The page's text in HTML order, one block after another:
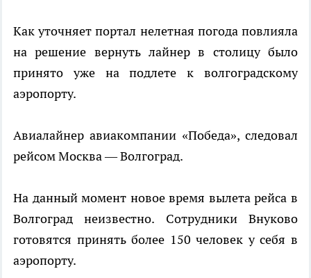
Как уточняет портал нелетная погода повлияла
на решение вернуть лайнер в столицу было
принято уже на подлете к волгоградскому
аэропорту.
Авиалайнер авиакомпании «Победа», следовал
рейсом Москва — Волгоград.
На данный момент новое время вылета рейса в
Волгоград неизвестно. Сотрудники Внуково
готовятся принять более 150 человек у себя в
аэропорту.